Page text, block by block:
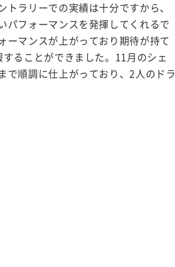
トラリーでの実績は十分ですから、
パフォーマンスを発揮してくれるで
ーマンスが上がっており期待が持て
ることができました。11月のシェ
で順調に仕上がっており、2人のドラ